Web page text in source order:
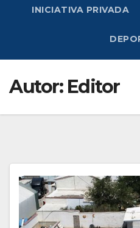
INICIATIVA PRIVADA
Autor: Editor